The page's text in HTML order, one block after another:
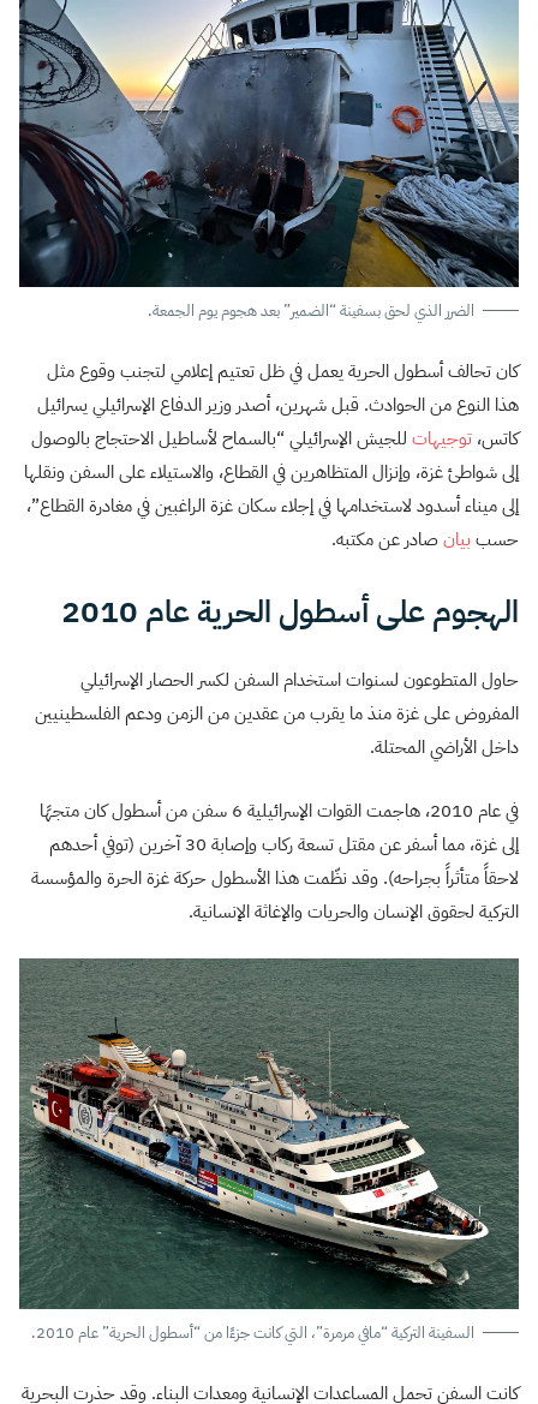
الضرر الذي لحق بسفينة “الضمير” بعد هجوم يوم الجمعة.
كان تحالف أسطول الحرية يعمل في ظل تعتيم إعلامي لتجنب وقوع مثل
هذا النوع من الحوادث. قبل شهرين، أصدر وزير الدفاع الإسرائيلي يسرائيل
كاتس، توجيهات للجيش الإسرائيلي “بالسماح لأساطيل الاحتجاج بالوصول
إلى شواطئ غزة، وإنزال المتظاهرين في القطاع، والاستيلاء على السفن ونقلها
إلى ميناء أسدود لاستخدامها في إجلاء سكان غزة الراغبين في مغادرة القطاع”،
حسب بيان صادر عن مكتبه.
الهجوم على أسطول الحرية عام 2010
حاول المتطوعون لسنوات استخدام السفن لكسر الحصار الإسرائيلي
المفروض على غزة منذ ما يقرب من عقدين من الزمن ودعم الفلسطينيين
داخل الأراضي المحتلة.
في عام 2010، هاجمت القوات الإسرائيلية 6 سفن من أسطول كان متجهًا
إلى غزة، مما أسفر عن مقتل تسعة ركاب وإصابة 30 آخرين (توفي أحدهم
لاحقاً متأثراً بجراحه). وقد نظّمت هذا الأسطول حركة غزة الحرة والمؤسسة
التركية لحقوق الإنسان والحريات والإغاثة الإنسانية.
السفينة التركية “مافي مرمرة”، التي كانت جزءًا من “أسطول الحرية” عام 2010.
كانت السفن تحمل المساعدات الإنسانية ومعدات البناء. وقد حذرت البحرية